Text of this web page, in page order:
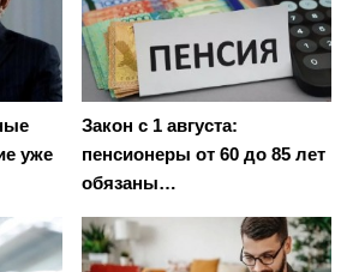
ужe
Закон с 1 августа:
пенсионеры от 60 до 85 лет
обязаны…